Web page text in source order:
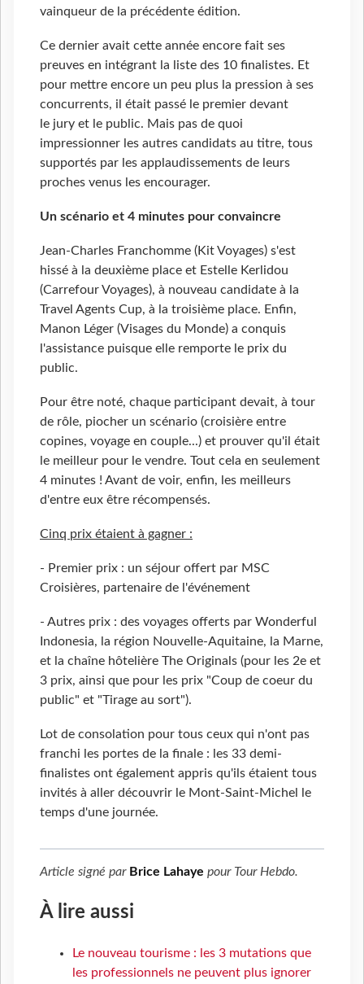
vainqueur de la précédente édition.
Ce dernier avait cette année encore fait ses
preuves en intégrant la liste des 10 finalistes. Et
pour mettre encore un peu plus la pression à ses
concurrents, il était passé le premier devant
le jury et le public. Mais pas de quoi
impressionner les autres candidats au titre, tous
supportés par les applaudissements de leurs
proches venus les encourager.
Un scénario et 4 minutes pour convaincre
Jean-Charles Franchomme (Kit Voyages) s'est
hissé à la deuxième place et Estelle Kerlidou
(Carrefour Voyages), à nouveau candidate à la
Travel Agents Cup, à la troisième place. Enfin,
Manon Léger (Visages du Monde) a conquis
l'assistance puisque elle remporte le prix du
public.
Pour être noté, chaque participant devait, à tour
de rôle, piocher un scénario (croisière entre
copines, voyage en couple...) et prouver qu'il était
le meilleur pour le vendre. Tout cela en seulement
4 minutes ! Avant de voir, enfin, les meilleurs
d'entre eux être récompensés.
Cinq prix étaient à gagner :
- Premier prix : un séjour offert par MSC
Croisières, partenaire de l'événement
- Autres prix : des voyages offerts par Wonderful
Indonesia, la région Nouvelle-Aquitaine, la Marne,
et la chaîne hôtelière The Originals (pour les 2e et
3 prix, ainsi que pour les prix "Coup de coeur du
public" et "Tirage au sort").
Lot de consolation pour tous ceux qui n'ont pas
franchi les portes de la finale : les 33 demi-
finalistes ont également appris qu'ils étaient tous
invités à aller découvrir le Mont-Saint-Michel le
temps d'une journée.
Article signé par Brice Lahaye pour Tour Hebdo.
À lire aussi
Le nouveau tourisme : les 3 mutations que
les professionnels ne peuvent plus ignorer